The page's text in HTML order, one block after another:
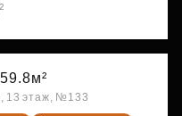
59.8м²
13 этаж, №133